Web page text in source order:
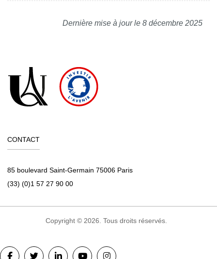
Dernière mise à jour le 8 décembre 2025
CONTACT
85 boulevard Saint-Germain 75006 Paris
(33) (0)1 57 27 90 00
Copyright © 2026. Tous droits réservés.